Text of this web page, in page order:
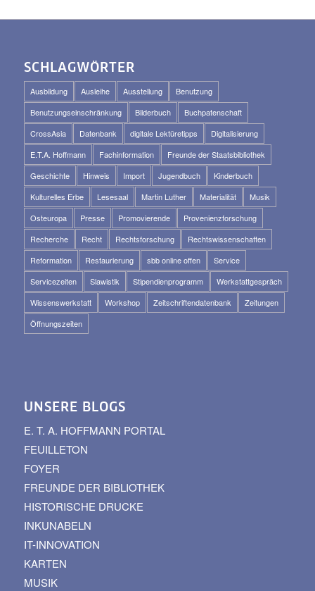
SCHLAGWÖRTER
Ausbildung Ausleihe Ausstellung
Benutzung
Benutzungseinschränkung
Bilderbuch
Buchpatenschaft
CrossAsia
Datenbank digitale Lektüretipps
Digitalisierung
E.T.A. Hoffmann
Fachinformation
Freunde der Staatsbibliothek
Geschichte
Hinweis Import Jugendbuch
Kinderbuch
Kulturelles Erbe
Lesesaal Martin Luther Materialität
Musik
Osteuropa
Presse Promovierende
Provenienzforschung
Recherche
Recht Rechtsforschung
Rechtswissenschaften
Reformation
Restaurierung sbb online offen
Service
Servicezeiten
Slawistik Stipendienprogramm
Werkstattgespräch
Wissenswerkstatt
Workshop Zeitschriftendatenbank
Zeitungen
Öffnungszeiten
UNSERE BLOGS
E. T. A. HOFFMANN PORTAL
FEUILLETON
FOYER
FREUNDE DER BIBLIOTHEK
HISTORISCHE DRUCKE
INKUNABELN
IT-INNOVATION
KARTEN
MUSIK